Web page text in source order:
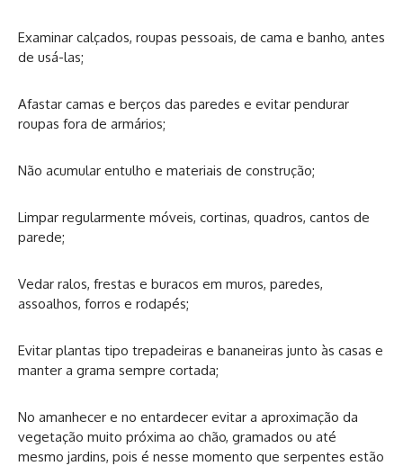
Examinar calçados, roupas pessoais, de cama e banho, antes
de usá-las;
Afastar camas e berços das paredes e evitar pendurar
roupas fora de armários;
Não acumular entulho e materiais de construção;
Limpar regularmente móveis, cortinas, quadros, cantos de
parede;
Vedar ralos, frestas e buracos em muros, paredes,
assoalhos, forros e rodapés;
Evitar plantas tipo trepadeiras e bananeiras junto às casas e
manter a grama sempre cortada;
No amanhecer e no entardecer evitar a aproximação da
vegetação muito próxima ao chão, gramados ou até
mesmo jardins, pois é nesse momento que serpentes estão